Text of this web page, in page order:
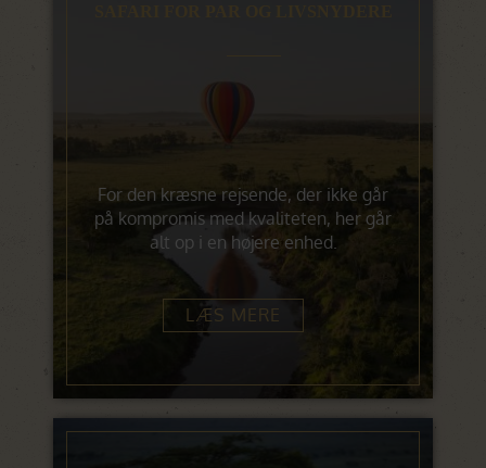
For den kræsne rejsende, der ikke går
på kompromis med kvaliteten, her går
alt op i en højere enhed.
LÆS MERE